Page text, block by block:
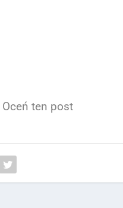
Oceń ten post